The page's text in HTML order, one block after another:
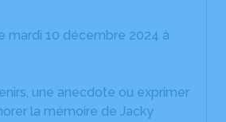
mardi 10 décembre 2024 à
une anecdote ou exprimer
la mémoire de Jacky